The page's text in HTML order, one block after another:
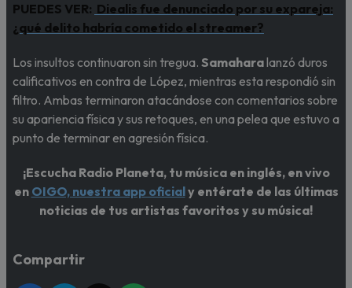
PUEDES VER: Diealis fue denunciado por su expareja:
¿qué delito habría cometido el streamer?
Los insultos continuaron sin tregua. Samaharalanzó duros
calificativos en contra de López, mientras esta respondió sin
filtro. Ambas terminaron atacándose con comentarios sobre
su apariencia física y sus retoques, en una pelea que estuvo a
punto de terminar en agresión física.
¡Escucha Radio Planeta, tu música en inglés, en vivo
en OIGO, nuestra app oficialy entérate de las últimas
noticias de tus artistas favoritos y su música!
Compartir